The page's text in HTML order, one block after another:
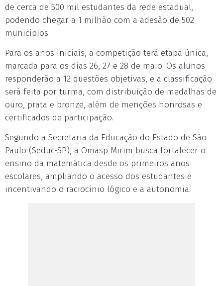
de cerca de 500 mil estudantes da rede estadual,
podendo chegar a 1 milhão com a adesão de 502
municípios.
Para os anos iniciais, a competição terá etapa única,
marcada para os dias 26, 27 e 28 de maio. Os alunos
responderão a 12 questões objetivas, e a classificação
será feita por turma, com distribuição de medalhas de
ouro, prata e bronze, além de menções honrosas e
certificados de participação.
Segundo a Secretaria da Educação do Estado de São
Paulo (Seduc-SP), a Omasp Mirim busca fortalecer o
ensino da matemática desde os primeiros anos
escolares, ampliando o acesso dos estudantes e
incentivando o raciocínio lógico e a autonomia.